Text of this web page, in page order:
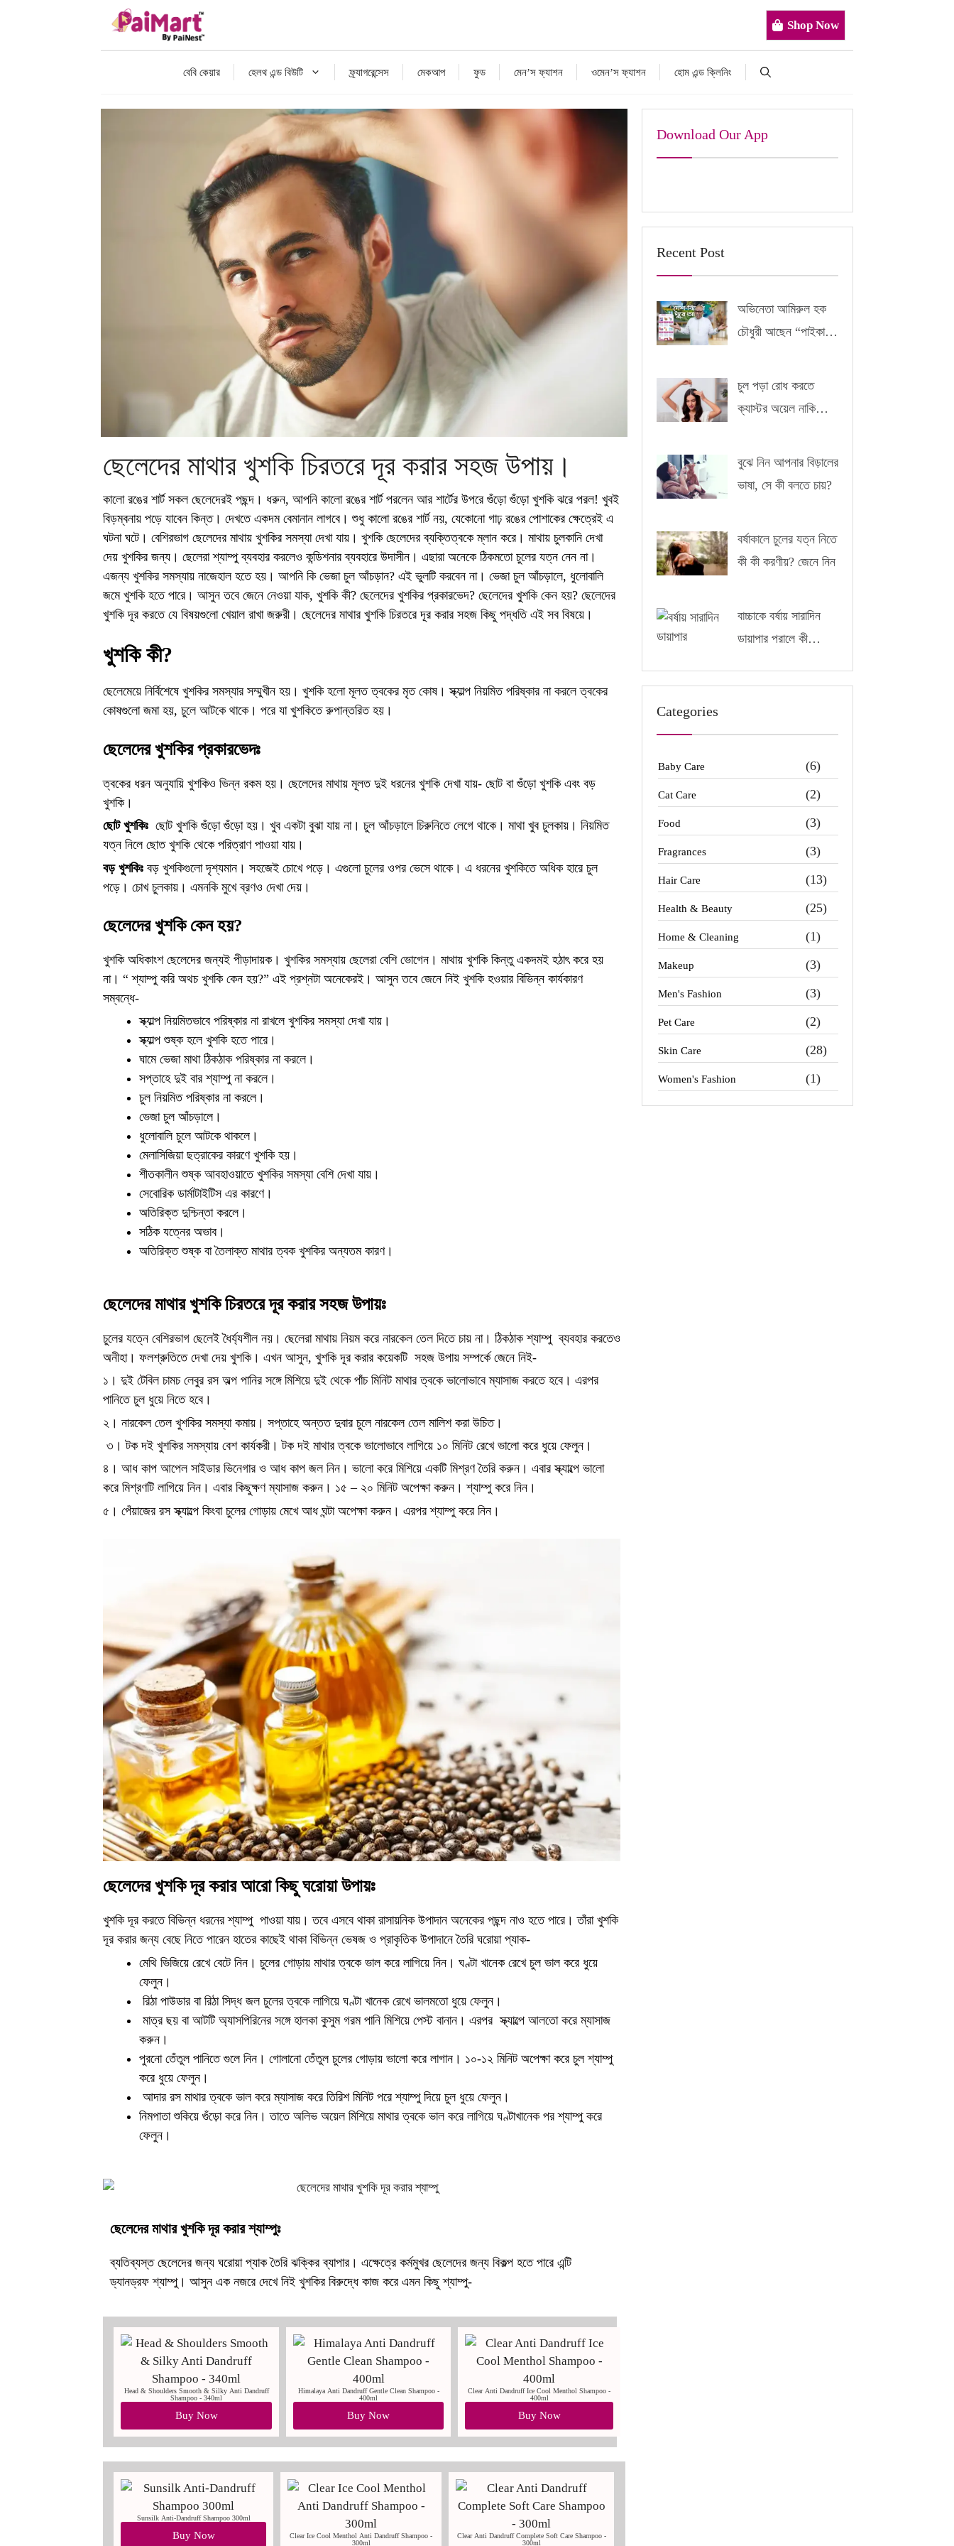
Shop Now
বেবি কেয়ার হেলথ এন্ড বিউটি ফ্র্যাগরেন্সেস মেকআপ ফুড মেন’স ফ্যাশন ওমেন’স ফ্যাশন হোম এন্ড ক্লিনিং
ছেলেদের মাথার খুশকি চিরতরে দূর করার সহজ উপায়।
কালো রঙের শার্ট সকল ছেলেদেরই পছন্দ। ধরুন, আপনি কালো রঙের শার্ট পরলেন আর শার্টের উপরে গুঁড়ো গুঁড়ো খুশকি ঝরে পরল! খুবই
বিড়ম্বনায় পড়ে যাবেন কিন্ত। দেখতে একদম বেমানান লাগবে। শুধু কালো রঙের শার্ট নয়, যেকোনো গাঢ় রঙের পোশাকের ক্ষেত্রেই এ
ঘটনা ঘটে। বেশিরভাগ ছেলেদের মাথায় খুশকির সমস্যা দেখা যায়। খুশকি ছেলেদের ব্যক্তিত্বকে ম্লান করে। মাথায় চুলকানি দেখা
দেয় খুশকির জন্য। ছেলেরা শ্যাম্পু ব্যবহার করলেও কন্ডিশনার ব্যবহারে উদাসীন। এছারা অনেকে ঠিকমতো চুলের যত্ন নেন না।
এজন্য খুশকির সমস্যায় নাজেহাল হতে হয়। আপনি কি ভেজা চুল আঁচড়ান? এই ভুলটি করবেন না। ভেজা চুল আঁচড়ালে, ধুলোবালি
জমে খুশকি হতে পারে। আসুন তবে জেনে নেওয়া যাক, খুশকি কী? ছেলেদের খুশকির প্রকারভেদ? ছেলেদের খুশকি কেন হয়? ছেলেদের
খুশকি দূর করতে যে বিষয়গুলো খেয়াল রাখা জরুরী। ছেলেদের মাথার খুশকি চিরতরে দূর করার সহজ কিছু পদ্ধতি এই সব বিষয়ে।
খুশকি কী?
ছেলেমেয়ে নির্বিশেষে খুশকির সমস্যার সম্মুখীন হয়। খুশকি হলো মূলত ত্বকের মৃত কোষ। স্ক্যাল্প নিয়মিত পরিষ্কার না করলে ত্বকের
কোষগুলো জমা হয়, চুলে আটকে থাকে। পরে যা খুশকিতে রুপান্তরিত হয়।
ছেলেদের খুশকির প্রকারভেদঃ
ত্বকের ধরন অনুযায়ি খুশকিও ভিন্ন রকম হয়। ছেলেদের মাথায় মূলত দুই ধরনের খুশকি দেখা যায়- ছোট বা গুঁড়ো খুশকি এবং বড়
খুশকি।
ছোট খুশকিঃ ছোট খুশকি গুঁড়ো গুঁড়ো হয়। খুব একটা বুঝা যায় না। চুল আঁচড়ালে চিরুনিতে লেগে থাকে। মাথা খুব চুলকায়। নিয়মিত
যত্ন নিলে ছোত খুশকি থেকে পরিত্রাণ পাওয়া যায়।
বড় খুশকিঃ বড় খুশকিগুলো দৃশ্যমান। সহজেই চোখে পড়ে। এগুলো চুলের ওপর ভেসে থাকে। এ ধরনের খুশকিতে অধিক হারে চুল
পড়ে। চোখ চুলকায়। এমনকি মুখে ব্রণও দেখা দেয়।
ছেলেদের খুশকি কেন হয়?
খুশকি অধিকাংশ ছেলেদের জন্যই পীড়াদায়ক। খুশকির সমস্যায় ছেলেরা বেশি ভোগেন। মাথায় খুশকি কিন্তু একদমই হঠাৎ করে হয়
না। “ শ্যাম্পু করি অথচ খুশকি কেন হয়?” এই প্রশ্নটা অনেকেরই। আসুন তবে জেনে নিই খুশকি হওয়ার বিভিন্ন কার্যকারণ
সম্বন্ধে-
স্ক্যাল্প নিয়মিতভাবে পরিষ্কার না রাখলে খুশকির সমস্যা দেখা যায়।
স্ক্যাল্প শুষ্ক হলে খুশকি হতে পারে।
ঘামে ভেজা মাথা ঠিকঠাক পরিষ্কার না করলে।
সপ্তাহে দুই বার শ্যাম্পু না করলে।
চুল নিয়মিত পরিষ্কার না করলে।
ভেজা চুল আঁচড়ালে।
ধুলোবালি চুলে আটকে থাকলে।
মেলাসিজিয়া ছত্রাকের কারণে খুশকি হয়।
শীতকালীন শুষ্ক আবহাওয়াতে খুশকির সমস্যা বেশি দেখা যায়।
সেবোরিক ডার্মাটাইটিস এর কারণে।
অতিরিক্ত দুশ্চিন্তা করলে।
সঠিক যত্নের অভাব।
অতিরিক্ত শুষ্ক বা তৈলাক্ত মাথার ত্বক খুশকির অন্যতম কারণ।
ছেলেদের মাথার খুশকি চিরতরে দূর করার সহজ উপায়ঃ
চুলের যত্নে বেশিরভাগ ছেলেই ধৈর্য্যশীল নয়। ছেলেরা মাথায় নিয়ম করে নারকেল তেল দিতে চায় না। ঠিকঠাক শ্যাম্পু ব্যবহার করতেও
অনীহা। ফলশ্রুতিতে দেখা দেয় খুশকি। এখন আসুন, খুশকি দূর করার কয়েকটি সহজ উপায় সম্পর্কে জেনে নিই-
১। দুই টেবিল চামচ লেবুর রস অল্প পানির সঙ্গে মিশিয়ে দুই থেকে পাঁচ মিনিট মাথার ত্বকে ভালোভাবে ম্যাসাজ করতে হবে। এরপর
পানিতে চুল ধুয়ে নিতে হবে।
২। নারকেল তেল খুশকির সমস্যা কমায়। সপ্তাহে অন্তত দুবার চুলে নারকেল তেল মালিশ করা উচিত।
৩। টক দই খুশকির সমস্যায় বেশ কার্যকরী। টক দই মাথার ত্বকে ভালোভাবে লাগিয়ে ১০ মিনিট রেখে ভালো করে ধুয়ে ফেলুন।
৪। আধ কাপ আপেল সাইডার ভিনেগার ও আধ কাপ জল নিন। ভালো করে মিশিয়ে একটি মিশ্রণ তৈরি করুন। এবার স্ক্যাল্পে ভালো
করে মিশ্রণটি লাগিয়ে নিন। এবার কিছুক্ষণ ম্যাসাজ করুন। ১৫ – ২০ মিনিট অপেক্ষা করুন। শ্যাম্পু করে নিন।
৫। পেঁয়াজের রস স্ক্যাল্পে কিংবা চুলের গোড়ায় মেখে আধ ঘন্টা অপেক্ষা করুন। এরপর শ্যাম্পু করে নিন।
ছেলেদের খুশকি দূর করার আরো কিছু ঘরোয়া উপায়ঃ
খুশকি দূর করতে বিভিন্ন ধরনের শ্যাম্পু পাওয়া যায়। তবে এসবে থাকা রাসায়নিক উপাদান অনেকের পছন্দ নাও হতে পারে। তাঁরা খুশকি
দূর করার জন্য বেছে নিতে পারেন হাতের কাছেই থাকা বিভিন্ন ভেষজ ও প্রাকৃতিক উপাদানে তৈরি ঘরোয়া প্যাক-
মেথি ভিজিয়ে রেখে বেটে নিন। চুলের গোড়ায় মাথার ত্বকে ভাল করে লাগিয়ে নিন। ঘণ্টা খানেক রেখে চুল ভাল করে ধুয়ে
ফেলুন।
রিঠা পাউডার বা রিঠা সিদ্ধ জল চুলের ত্বকে লাগিয়ে ঘণ্টা খানেক রেখে ভালমতো ধুয়ে ফেলুন।
মাত্র ছয় বা আটটি অ্যাসপিরিনের সঙ্গে হালকা কুসুম গরম পানি মিশিয়ে পেস্ট বানান। এরপর স্ক্যাল্পে আলতো করে ম্যাসাজ
করুন।
পুরনো তেঁতুল পানিতে গুলে নিন। গোলানো তেঁতুল চুলের গোড়ায় ভালো করে লাগান। ১০-১২ মিনিট অপেক্ষা করে চুল শ্যাম্পু
করে ধুয়ে ফেলুন।
আদার রস মাথার ত্বকে ভাল করে ম্যাসাজ করে তিরিশ মিনিট পরে শ্যাম্পু দিয়ে চুল ধুয়ে ফেলুন।
নিমপাতা শুকিয়ে গুঁড়ো করে নিন। তাতে অলিভ অয়েল মিশিয়ে মাথার ত্বকে ভাল করে লাগিয়ে ঘণ্টাখানেক পর শ্যাম্পু করে
ফেলুন।
ছেলেদের মাথার খুশকি দূর করার শ্যাম্পুঃ
ব্যতিব্যস্ত ছেলেদের জন্য ঘরোয়া প্যাক তৈরি ঝক্কির ব্যাপার। এক্ষেত্রে কর্মমুখর ছেলেদের জন্য বিকল্প হতে পারে এন্টি
ড্যানড্রফ শ্যাম্পু। আসুন এক নজরে দেখে নিই খুশকির বিরুদ্ধে কাজ করে এমন কিছু শ্যাম্পু-
Head & Shoulders Smooth & Silky Anti Dandruff
Shampoo - 340ml
Buy Now
Himalaya Anti Dandruff Gentle Clean Shampoo -
400ml
Buy Now
Clear Anti Dandruff Ice Cool Menthol Shampoo -
400ml
Buy Now
Sunsilk Anti-Dandruff Shampoo 300ml
Buy Now
Clear Ice Cool Menthol Anti Dandruff Shampoo -
300ml
Clear Anti Dandruff Complete Soft Care Shampoo -
300ml
Download Our App
Recent Post
অভিনেতা আমিরুল হক
চৌধুরী আছেন “পাইকারী”
চুল পড়া রোধ করতে
ক্যাস্টর অয়েল নাকি
বুঝে নিন আপনার বিড়ালের
ভাষা, সে কী বলতে চায়?
বর্ষাকালে চুলের যত্ন নিতে
কী কী করণীয়? জেনে নিন
বাচ্চাকে বর্ষায় সারাদিন
ডায়াপার পরালে কী
Categories
Baby Care (6)
Cat Care (2)
Food (3)
Fragrances (3)
Hair Care (13)
Health & Beauty (25)
Home & Cleaning (1)
Makeup (3)
Men's Fashion (3)
Pet Care (2)
Skin Care (28)
Women's Fashion (1)